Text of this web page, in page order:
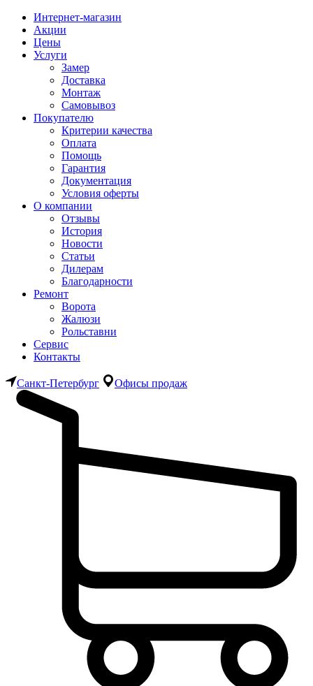
Интернет-магазин
Акции
Цены
Услуги
Замер
Доставка
Монтаж
Самовывоз
Покупателю
Критерии качества
Оплата
Помощь
Гарантия
Документация
Условия оферты
О компании
Отзывы
История
Новости
Статьи
Дилерам
Благодарности
Ремонт
Ворота
Жалюзи
Рольставни
Сервис
Контакты
Санкт-Петербург Офисы продаж